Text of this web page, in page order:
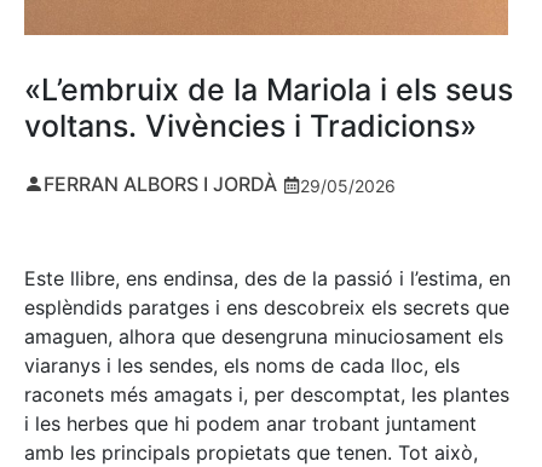
«L’embruix de la Mariola i els seus
voltans. Vivències i Tradicions»
FERRAN ALBORS I JORDÀ 29/05/2026
Este llibre, ens endinsa, des de la passió i l’estima, en
esplèndids paratges i ens descobreix els secrets que
amaguen, alhora que desengruna minuciosament els
viaranys i les sendes, els noms de cada lloc, els
raconets més amagats i, per descomptat, les plantes
i les herbes que hi podem anar trobant juntament
amb les principals propietats que tenen. Tot això,